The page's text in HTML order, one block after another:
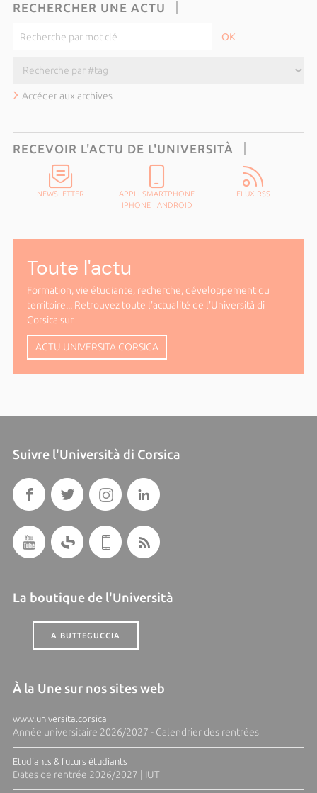
RECHERCHER UNE ACTU
Accéder aux archives
RECEVOIR L'ACTU DE L'UNIVERSITÀ
NEWSLETTER
APPLI SMARTPHONE
IPHONE| ANDROID
FLUX RSS
Toute l'actu
Formation, vie étudiante, recherche, développement du
territoire... Retrouvez toute l'actualité de l'Università di
Corsica sur
ACTU.UNIVERSITA.CORSICA
Suivre l'Università di Corsica
La boutique de l'Università
A BUTTEGUCCIA
À la Une sur nos sites web
www.universita.corsica
Année universitaire 2026/2027 - Calendrier des rentrées
Etudiants & futurs étudiants
Dates de rentrée 2026/2027 | IUT